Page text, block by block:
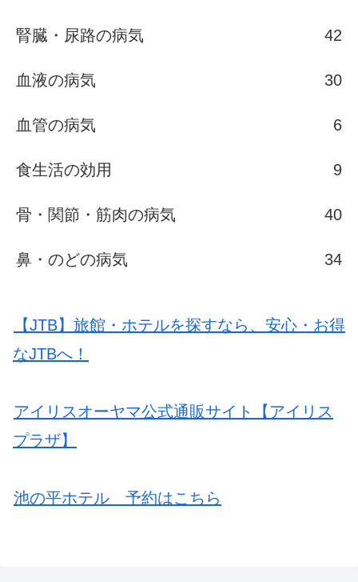
腎臓・尿路の病気 42
血液の病気 30
血管の病気 6
食生活の効用 9
骨・関節・筋肉の病気 40
鼻・のどの病気 34
【JTB】旅館・ホテルを探すなら、安心・お得
なJTBへ！
アイリスオーヤマ公式通販サイト【アイリス
プラザ】
池の平ホテル 予約はこちら